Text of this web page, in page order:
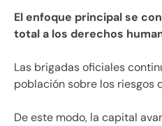
El enfoque principal se
total a los derechos
Las brigadas oficiales
población sobre los riesgos
De este modo, la capital